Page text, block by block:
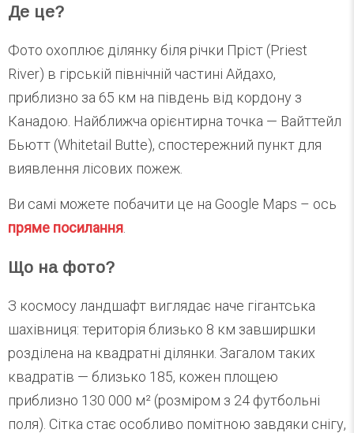
Де це?
Фото охоплює ділянку біля річки Пріст (Priest
River) в гірській північній частині Айдахо,
приблизно за 65 км на південь від кордону з
Канадою. Найближча орієнтирна точка — Вайттейл
Бьютт (Whitetail Butte), спостережний пункт для
виявлення лісових пожеж.
Ви самі можете побачити це на Google Maps – ось
пряме посилання
Що на фото?
З космосу ландшафт виглядає наче гігантська
шахівниця: територія близько 8 км завширшки
розділена на квадратні ділянки. Загалом таких
квадратів — близько 185, кожен площею
приблизно 130 000 м² (розміром з 24 футбольні
поля). Сітка стає особливо помітною завдяки снігу,